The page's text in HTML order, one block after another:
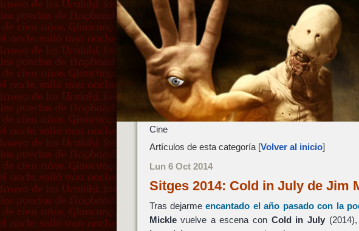
Cine
Artículos de esta categoría [Volver al inicio]
Lun 6 Oct 2014
Sitges 2014: Cold in July de Jim
Tras dejarmeencantado el año pasado con la
Micklevuelve a escena con Cold in July(2014),